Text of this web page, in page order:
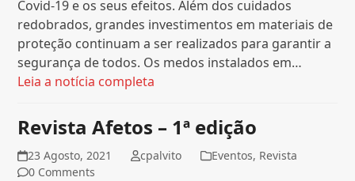
Covid-19 e os seus efeitos. Além dos cuidados
redobrados, grandes investimentos em materiais de
proteção continuam a ser realizados para garantir a
segurança de todos. Os medos instalados em…
Leia a notícia completa
Revista Afetos – 1ª edição
23 Agosto, 2021 cpalvito Eventos, Revista
0 Comments